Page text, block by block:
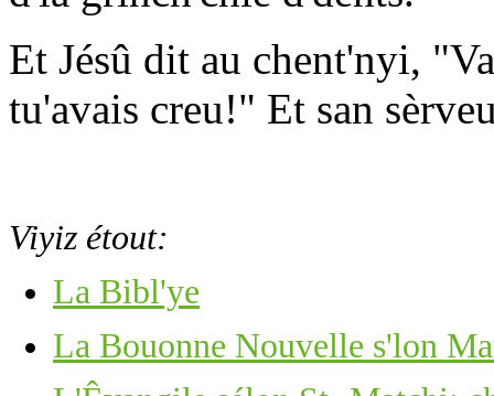
Et Jésû dit au chent'nyi,
tu'avais creu!" Et san
Viyiz étout:
La Bibl'ye
La Bouonne Nouvelle s'lon